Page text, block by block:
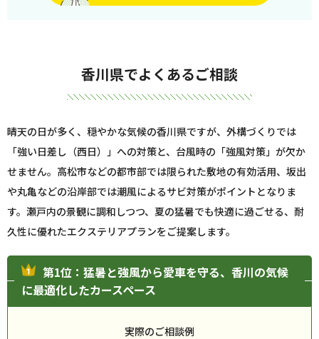
香川県でよくあるご相談
晴天の日が多く、穏やかな気候の香川県ですが、外構づくりでは
「強い日差し（西日）」への対策と、台風時の「強風対策」が欠か
せません。高松市などの都市部では限られた敷地の有効活用、坂出
や丸亀などの沿岸部では潮風によるサビ対策がポイントとなりま
す。瀬戸内の景観に調和しつつ、夏の猛暑でも快適に過ごせる、耐
久性に優れたエクステリアプランをご提案します。
第1位：猛暑と強風から愛車を守る、香川の気候
に最適化したカースペース
実際のご相談例